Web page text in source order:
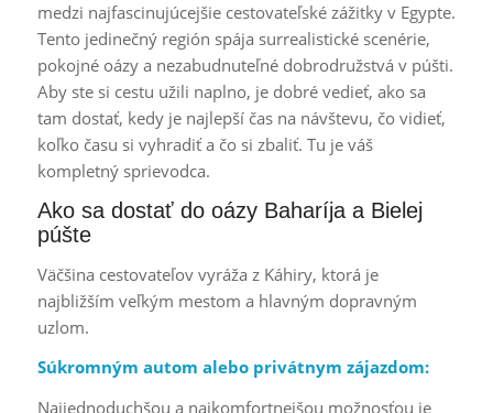
medzi najfascinujúcejšie cestovateľské zážitky v Egypte.
Tento jedinečný región spája surrealistické scenérie,
pokojné oázy a nezabudnuteľné dobrodružstvá v púšti.
Aby ste si cestu užili naplno, je dobré vedieť, ako sa
tam dostať, kedy je najlepší čas na návštevu, čo vidieť,
koľko času si vyhradiť a čo si zbaliť. Tu je váš
kompletný sprievodca.
Ako sa dostať do oázy Baharíja a Bielej
púšte
Väčšina cestovateľov vyráža z Káhiry, ktorá je
najbližším veľkým mestom a hlavným dopravným
uzlom.
Súkromným autom alebo privátnym zájazdom:
Najjednoduchšou a najkomfortnejšou možnosťou je